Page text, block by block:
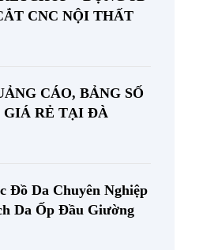
CNC NỘI THẤT
CÁO, BẢNG SỐ
GIÁ RẺ TẠI ĐÀ
Đồ Da Chuyên Nghiệp
Da Ốp Đầu Giường